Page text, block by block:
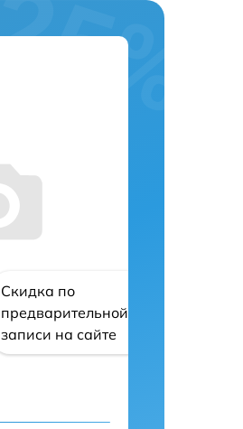
Скидка по
предварительной
записи на сайте